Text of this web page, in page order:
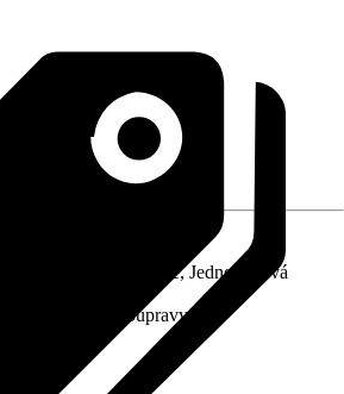
Keramická kartuše, Jednopáková
Bez odtokové soupravy